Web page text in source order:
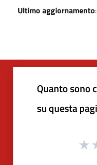
Ultimo aggiornamento
Quanto sono
su questa